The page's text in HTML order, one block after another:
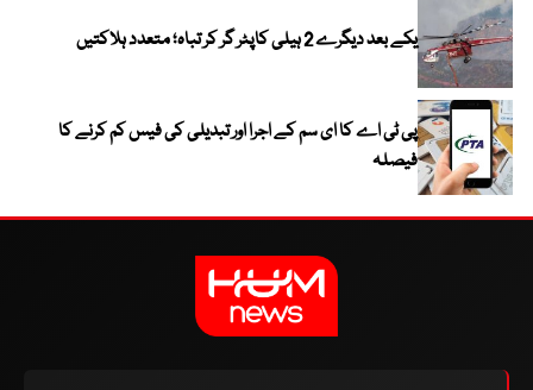
یکے بعد دیگرے 2 ہیلی کاپٹر گر کر تباہ؛ متعدد ہلاکتیں
پی ٹی اے کا ای سم کے اجرا اور تبدیلی کی فیس کم کرنے کا
فیصلہ